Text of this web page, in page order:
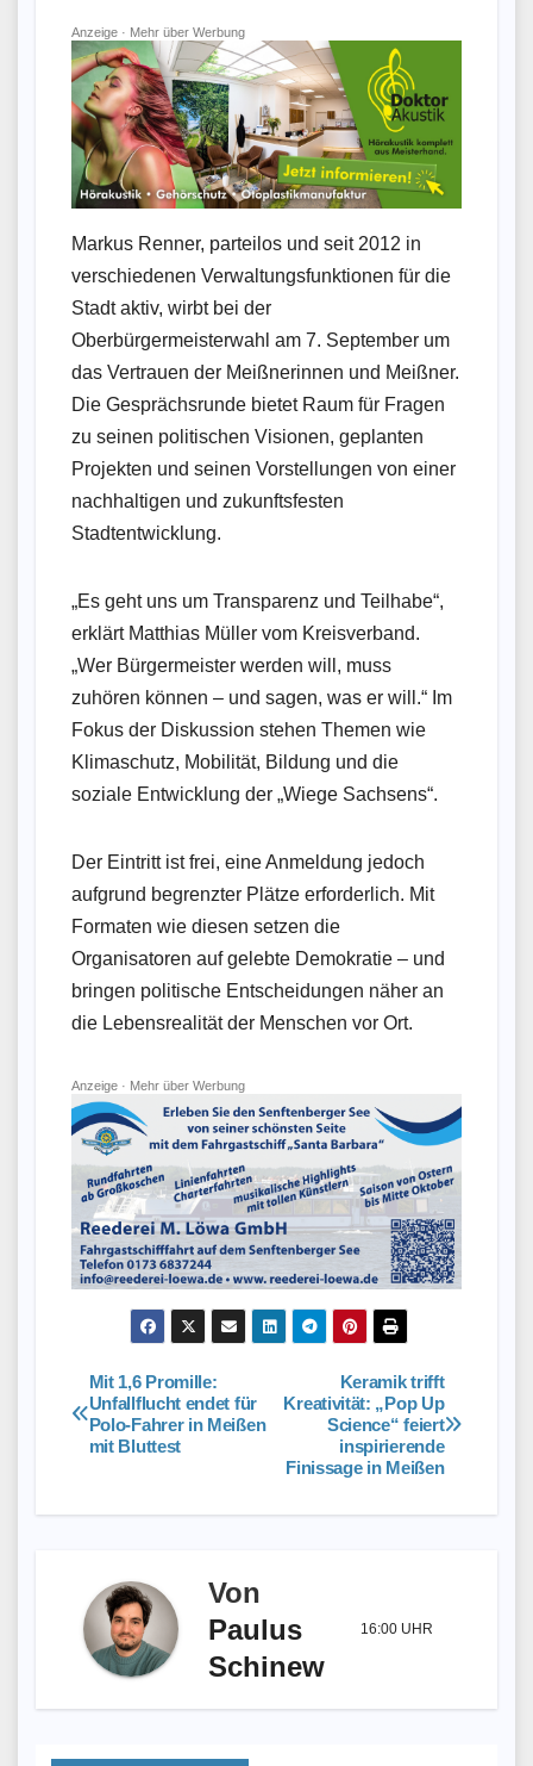
Anzeige · Mehr über Werbung
Markus Renner, parteilos und seit 2012 in
verschiedenen Verwaltungsfunktionen für die
Stadt aktiv, wirbt bei der
Oberbürgermeisterwahl am 7. September um
das Vertrauen der Meißnerinnen und Meißner.
Die Gesprächsrunde bietet Raum für Fragen
zu seinen politischen Visionen, geplanten
Projekten und seinen Vorstellungen von einer
nachhaltigen und zukunftsfesten
Stadtentwicklung.
„Es geht uns um Transparenz und Teilhabe“,
erklärt Matthias Müller vom Kreisverband.
„Wer Bürgermeister werden will, muss
zuhören können – und sagen, was er will.“ Im
Fokus der Diskussion stehen Themen wie
Klimaschutz, Mobilität, Bildung und die
soziale Entwicklung der „Wiege Sachsens“.
Der Eintritt ist frei, eine Anmeldung jedoch
aufgrund begrenzter Plätze erforderlich. Mit
Formaten wie diesen setzen die
Organisatoren auf gelebte Demokratie – und
bringen politische Entscheidungen näher an
die Lebensrealität der Menschen vor Ort.
Anzeige · Mehr über Werbung
Beitragsnavigation
Keramik trifft
Kreativität: „Pop Up
Science“ feiert
inspirierende
Finissage in Meißen
Mit 1,6 Promille:
Unfallflucht endet für
Polo-Fahrer in Meißen
mit Bluttest
Von
Paulus
Schinew
16:00 UHR